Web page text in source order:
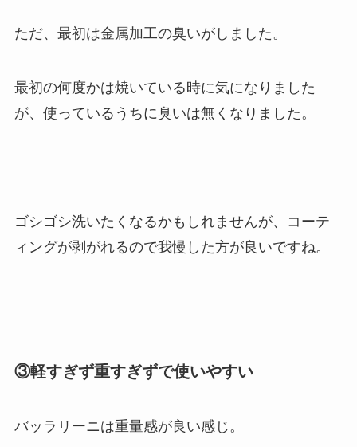
ただ、最初は金属加工の臭いがしました。
最初の何度かは焼いている時に気になりました
が、使っているうちに臭いは無くなりました。
ゴシゴシ洗いたくなるかもしれませんが、コーテ
ィングが剥がれるので我慢した方が良いですね。
③軽すぎず重すぎずで使いやすい
バッラリーニは重量感が良い感じ。